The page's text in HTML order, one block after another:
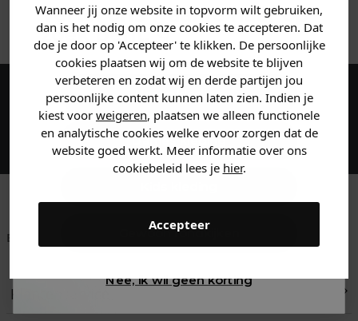
Wanneer jij onze website in topvorm wilt gebruiken,
dan is het nodig om onze cookies te accepteren. Dat
doe je door op 'Accepteer' te klikken. De persoonlijke
cookies plaatsen wij om de website te blijven
verbeteren en zodat wij en derde partijen jou
persoonlijke content kunnen laten zien. Indien je
kiest voor weigeren, plaatsen we alleen functionele
en analytische cookies welke ervoor zorgen dat de
website goed werkt. Meer informatie over ons
cookiebeleid lees je hier.
Accepteer
ANDERE BESTELDEN OOK
Maak een account aan en ontvang 5%
korting op je eerste bestelling!
Betaal achteraf met
Klantenservice
Vertel ons waar je naar op
zoek bent. 👇
Heren kleding
Dames kleding
Gewoon rondkijken
Nee, ik wil geen korting